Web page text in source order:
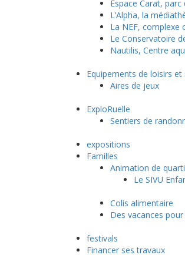
Espace Carat,
L’Alpha, la
La NEF, complexe
Le Conservatoire
Nautilis, Centre
Equipements de loisirs
Aires de jeux
ExploRuelle
Sentiers de
expositions
Familles
Animation de
Le SIVU
Colis alimentaire
Des vacances
festivals
Financer ses travaux